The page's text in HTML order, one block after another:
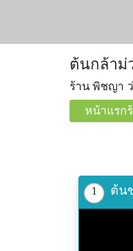
ต้นกล้าม่
ร้าน พิชญา
หน้าแรก
1 ต้น